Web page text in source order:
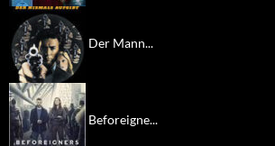
Der Mann...
Beforeigne...